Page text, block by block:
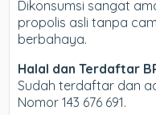
Dikonsumsi sangat
propolis asli tanpa
berbahaya.
Halal dan Terdaftar
Sudah terdaftar dan
Nomor 143 676 691.